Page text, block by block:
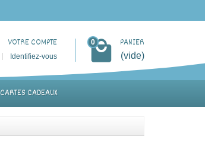
PANIER
(vide)
0
VOTRE COMPTE
Identifiez-vous
CARTES CADEAUX